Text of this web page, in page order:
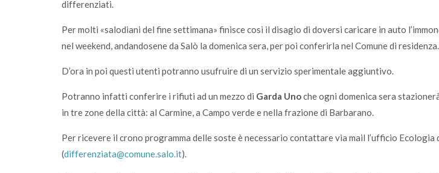
differenziati.
Per molti «salodiani del fine settimana» finisce così il disagio di doversi caricare in auto
nel weekend, andandosene da Salò la domenica sera, per poi conferirla nel Comune di residenza.
D’ora in poi questi utenti potranno usufruire di un servizio sperimentale aggiuntivo.
Potranno infatti conferire i rifiuti ad un mezzo di Garda Unoche ogni domenica sera
in tre zone della città: al Carmine, a Campo verde e nella frazione di Barbarano.
Per ricevere il crono programma delle soste è necessario contattare via mail l’ufficio Ecologia
(differenziata@comune.salo.it).